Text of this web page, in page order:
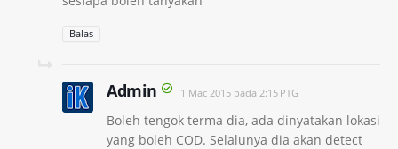
Balas
Admin 1 Mac 2015 pada 2:15 PTG
Boleh tengok terma dia, ada dinyatakan lokasi
yang boleh COD. Selalunya dia akan detect